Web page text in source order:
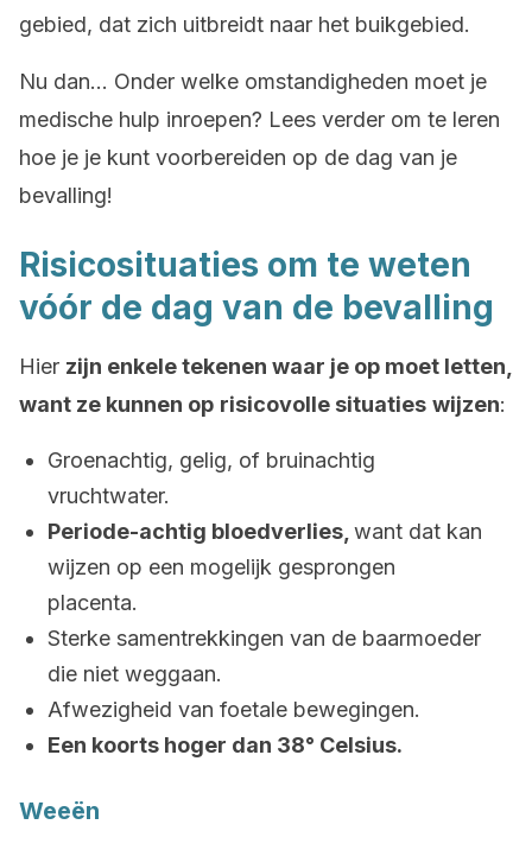
gebied, dat zich uitbreidt naar het buikgebied.
Nu dan… Onder welke omstandigheden moet je
medische hulp inroepen? Lees verder om te leren
hoe je je kunt voorbereiden op de dag van je
bevalling!
Risicosituaties om te weten
vóór de dag van de bevalling
Hier zijn enkele tekenen waar je op moet letten,
want ze kunnen op risicovolle situaties wijzen:
Groenachtig, gelig, of bruinachtig
vruchtwater.
Periode-achtig bloedverlies, want dat kan
wijzen op een mogelijk gesprongen
placenta.
Sterke samentrekkingen van de baarmoeder
die niet weggaan.
Afwezigheid van foetale bewegingen.
Een koorts hoger dan 38° Celsius.
Weeën